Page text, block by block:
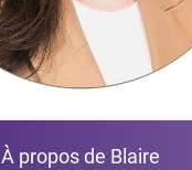
À propos de Blaire